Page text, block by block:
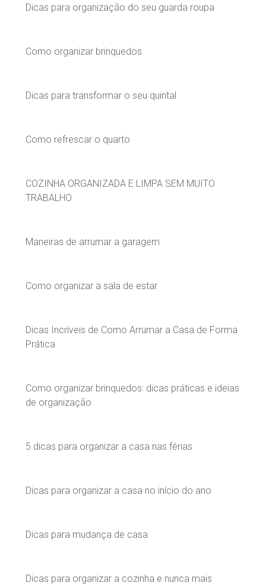
Dicas para organização do seu guarda roupa
Como organizar brinquedos
Dicas para transformar o seu quintal
Como refrescar o quarto
COZINHA ORGANIZADA E LIMPA SEM MUITO
TRABALHO
Maneiras de arrumar a garagem
Como organizar a sala de estar
Dicas Incríveis de Como Arrumar a Casa de Forma
Prática
Como organizar brinquedos: dicas práticas e ideias
de organização
5 dicas para organizar a casa nas férias
Dicas para organizar a casa no início do ano
Dicas para mudança de casa
Dicas para organizar a cozinha e nunca mais